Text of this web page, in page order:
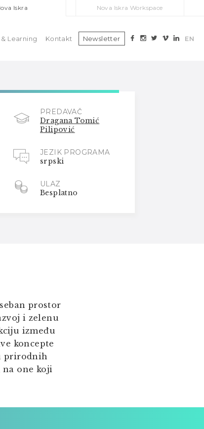
Iskra Nova Iskra Workspace
& Learning Kontakt Newsletter EN
PREDAVAČ
Dragana Tomić
Pilipović
JEZIK PROGRAMA
srpski
ULAZ
Besplatno
prostor
i zelenu
između
koncepte
prirodnih
na one koji